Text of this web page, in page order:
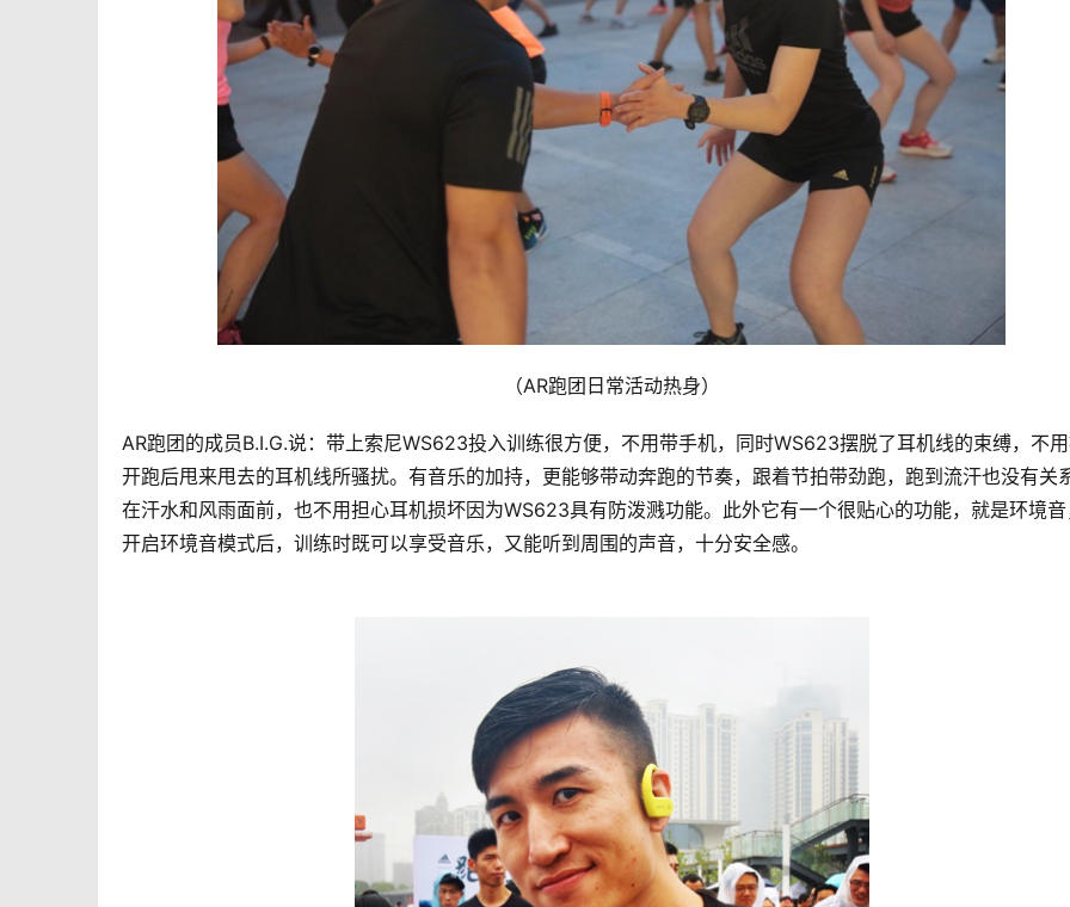
（AR跑团日常活动热身）
AR跑团的成员B.I.G.说：带上索尼WS623投入训练很方便，不用带手机，同时WS623摆脱了耳机线的束缚，不
开跑后甩来甩去的耳机线所骚扰。有音乐的加持，更能够带动奔跑的节奏，跟着节拍带劲跑，跑到流汗也没有关
在汗水和风雨面前，也不用担心耳机损坏因为WS623具有防泼溅功能。此外它有一个很贴心的功能，就是环境
开启环境音模式后，训练时既可以享受音乐，又能听到周围的声音，十分安全感。